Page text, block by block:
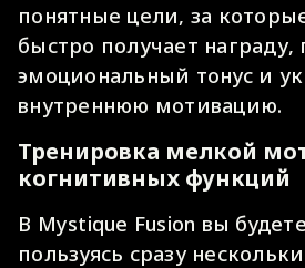
понятные цели, за
быстро получает
эмоциональный тонус и
внутреннюю мотивацию.
Тренировка мелкой
когнитивных функций
В Mystique Fusion вы
пользуясь сразу